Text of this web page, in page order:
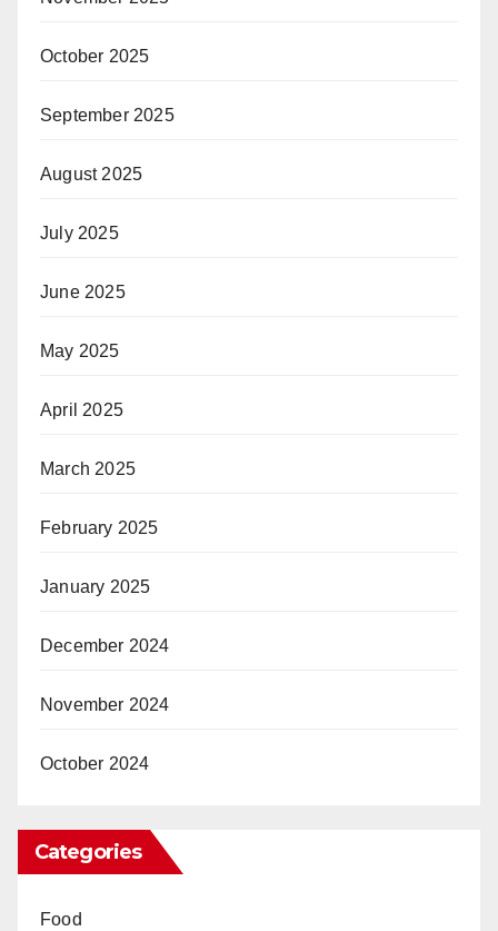
October 2025
September 2025
August 2025
July 2025
June 2025
May 2025
April 2025
March 2025
February 2025
January 2025
December 2024
November 2024
October 2024
Categories
Food